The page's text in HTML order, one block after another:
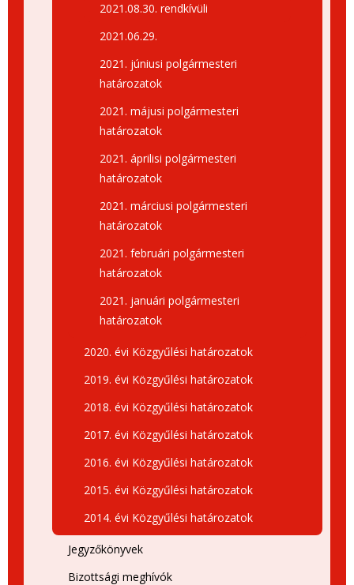
2021.08.30. rendkívüli
2021.06.29.
2021. júniusi polgármesteri
határozatok
2021. májusi polgármesteri
határozatok
2021. áprilisi polgármesteri
határozatok
2021. márciusi polgármesteri
határozatok
2021. februári polgármesteri
határozatok
2021. januári polgármesteri
határozatok
2020. évi Közgyűlési határozatok
2019. évi Közgyűlési határozatok
2018. évi Közgyűlési határozatok
2017. évi Közgyűlési határozatok
2016. évi Közgyűlési határozatok
2015. évi Közgyűlési határozatok
2014. évi Közgyűlési határozatok
Jegyzőkönyvek
Bizottsági meghívók